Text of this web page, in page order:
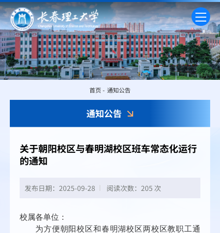
通知公告
首页 - 通知公告
关于朝阳校区与春明湖校区班车常态化运行
的通知
发布日期：2025-09-28 阅读次数： 205 次
校属各单位：
为方便朝阳校区和春明湖校区两校区教职工通